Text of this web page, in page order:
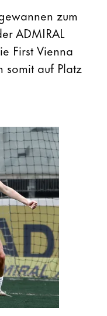
zum
ADMIRAL
First Vienna
somit auf Platz